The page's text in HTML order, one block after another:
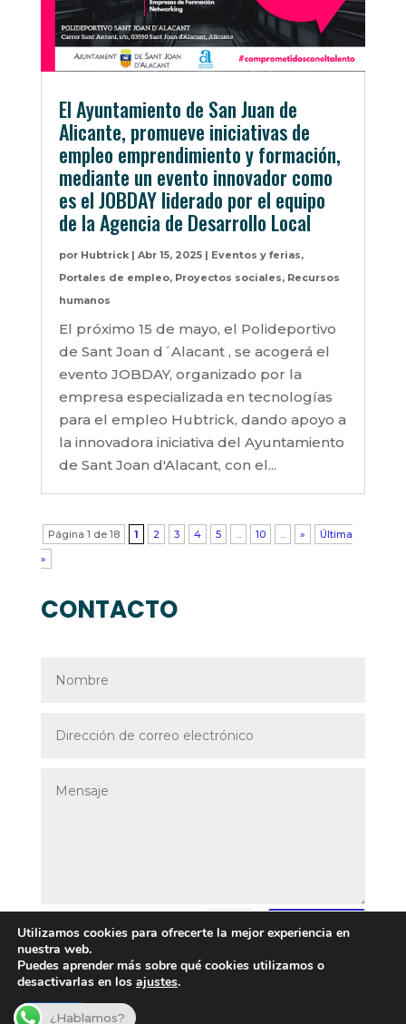
El Ayuntamiento de San Juan de
Alicante, promueve iniciativas de
empleo emprendimiento y formación,
mediante un evento innovador como
es el JOBDAY liderado por el equipo
de la Agencia de Desarrollo Local
por Hubtrick| Abr 15, 2025| Eventos y ferias,
Portales de empleo, Proyectos sociales, Recursos
humanos
El próximo 15 de mayo, el Polideportivo
de Sant Joan d´Alacant , se acogerá el
evento JOBDAY, organizado por la
empresa especializada en tecnologías
para el empleo Hubtrick, dando apoyo a
la innovadora iniciativa del Ayuntamiento
de Sant Joan d'Alacant, con el...
Página 1 de 18 1 2 3 4 5 10 »
Última
»
CONTACTO
9 + 13= Enviar
Utilizamos cookies para ofrecerte la mejor experiencia en
nuestra web.
Puedes aprender más sobre qué cookies utilizamos o
desactivarlas en los ajustes.
Aceptar
¿Hablamos?